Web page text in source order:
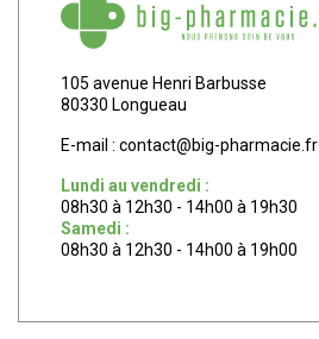
105 avenue Henri Barbusse
80330 Longueau
E-mail : contact@big-pharmacie.fr
Lundi au vendredi :
08h30 à 12h30 - 14h00 à 19h30
Samedi :
08h30 à 12h30 - 14h00 à 19h00